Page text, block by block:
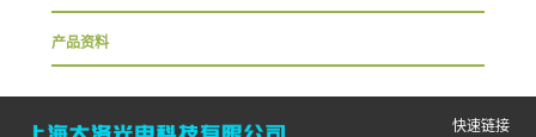
产品资料
快速链接